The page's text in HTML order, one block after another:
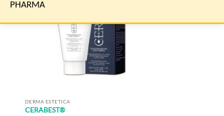
DERMA ESTETICA
CERABEST®
PHARMA